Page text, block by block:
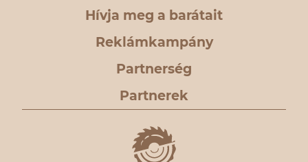
Hívja meg a barátait
Reklámkampány
Partnerség
Partnerek